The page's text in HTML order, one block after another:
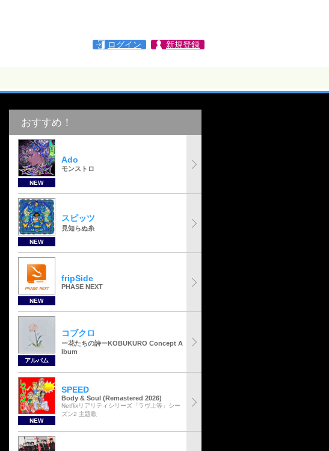
ログイン 新規登録
おすすめ！
NEW
Ado
モンストロ
NEW
スピッツ
見知らぬ糸
NEW
fripSide
PHASE NEXT
アルバム
コブクロ
ー花たちの詩ーKOBUKURO Concept A
lbum
NEW
SPEED
Body & Soul (Remastered 2026)
Netflixリアリティシリーズ「ラヴ上等」シー
ズン2 主題歌